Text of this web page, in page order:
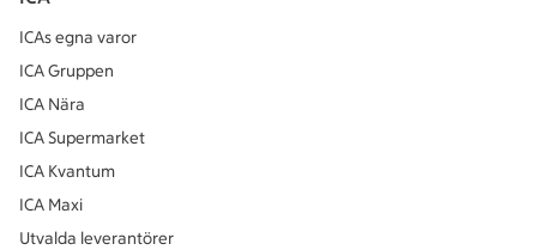
ICAs egna varor
ICA Gruppen
ICA Nära
ICA Supermarket
ICA Kvantum
ICA Maxi
Utvalda leverantörer